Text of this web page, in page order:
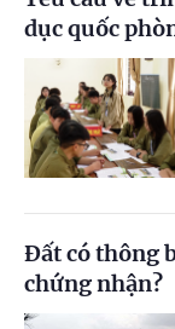
dục quốc
Đất có thông
chứng nhận?